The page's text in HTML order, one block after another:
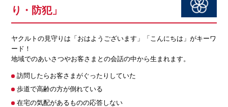
り・防犯」
ヤクルトの見守りは「おはようございます」「こんにちは」がキーワ
ード！
地域でのあいさつやお客さまとの会話の中から生まれます。
訪問したらお客さまがぐったりしていた
歩道で高齢の方が倒れている
在宅の気配があるものの応答しない